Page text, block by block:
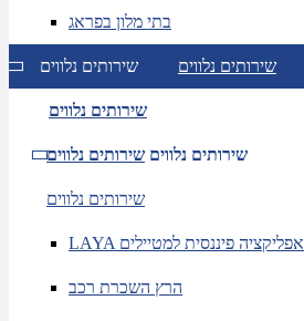
בתי מלון בפראג
שירותים נלווים שירותים נלווים
שירותים נלווים
שירותים נלווים שירותים נלווים
שירותים נלווים
LAYA אפליקציה פיננסית למטיילים
הרץ השכרת רכב